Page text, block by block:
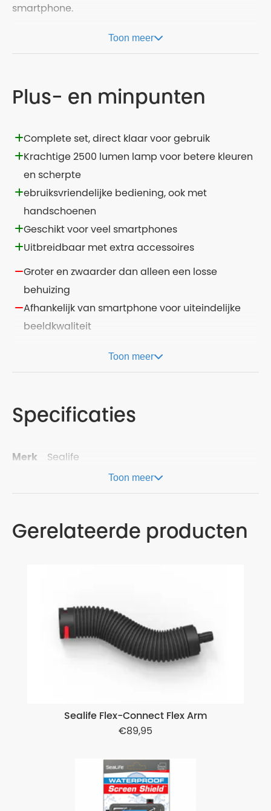
smartphone.
Toon meer
Plus- en minpunten
Complete set, direct klaar voor gebruik
Krachtige 2500 lumen lamp voor betere kleuren
en scherpte
ebruiksvriendelijke bediening, ook met
handschoenen
Geschikt voor veel smartphones
Uitbreidbaar met extra accessoires
Groter en zwaarder dan alleen een losse
behuizing
Afhankelijk van smartphone voor uiteindelijke
beeldkwaliteit
Toon meer
Specificaties
Merk Sealife
Toon meer
Gerelateerde producten
Sealife Flex-Connect Flex Arm
89,95